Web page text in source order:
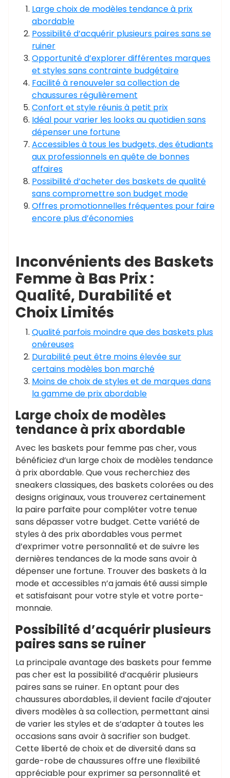
Large choix de modèles tendance à prix
abordable
Possibilité d’acquérir plusieurs paires sans se
ruiner
Opportunité d’explorer différentes marques
et styles sans contrainte budgétaire
Facilité à renouveler sa collection de
chaussures régulièrement
Confort et style réunis à petit prix
Idéal pour varier les looks au quotidien sans
dépenser une fortune
Accessibles à tous les budgets, des étudiants
aux professionnels en quête de bonnes
affaires
Possibilité d’acheter des baskets de qualité
sans compromettre son budget mode
Offres promotionnelles fréquentes pour faire
encore plus d’économies
Inconvénients des Baskets
Femme à Bas Prix :
Qualité, Durabilité et
Choix Limités
Qualité parfois moindre que des baskets plus
onéreuses
Durabilité peut être moins élevée sur
certains modèles bon marché
Moins de choix de styles et de marques dans
la gamme de prix abordable
Large choix de modèles
tendance à prix abordable
Avec les baskets pour femme pas cher, vous
bénéficiez d’un large choix de modèles tendance
à prix abordable. Que vous recherchiez des
sneakers classiques, des baskets colorées ou des
designs originaux, vous trouverez certainement
la paire parfaite pour compléter votre tenue
sans dépasser votre budget. Cette variété de
styles à des prix abordables vous permet
d’exprimer votre personnalité et de suivre les
dernières tendances de la mode sans avoir à
dépenser une fortune. Trouver des baskets à la
mode et accessibles n’a jamais été aussi simple
et satisfaisant pour votre style et votre porte-
monnaie.
Possibilité d’acquérir plusieurs
paires sans se ruiner
La principale avantage des baskets pour femme
pas cher est la possibilité d’acquérir plusieurs
paires sans se ruiner. En optant pour des
chaussures abordables, il devient facile d’ajouter
divers modèles à sa collection, permettant ainsi
de varier les styles et de s’adapter à toutes les
occasions sans avoir à sacrifier son budget.
Cette liberté de choix et de diversité dans sa
garde-robe de chaussures offre une flexibilité
appréciable pour exprimer sa personnalité et